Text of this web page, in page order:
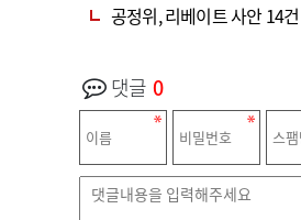
공정위, 리베이트 사안 14
댓글 0